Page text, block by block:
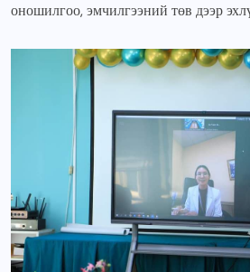
оношилгоо, эмчилгээний төв дээр